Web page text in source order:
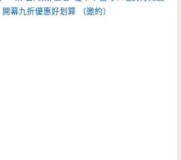
幕九折優惠好划算 （邀約）